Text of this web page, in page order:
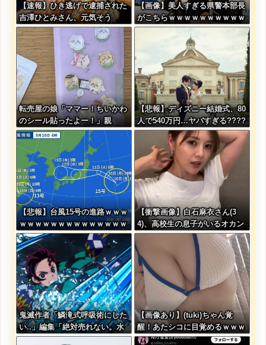
【速報】ひき逃げで逮捕された
吉澤ひとみさん、元気そう
【画像】美人すぎる県警本部長
がこちらｗｗｗｗｗｗｗｗｗｗ
転売屋の娘「ママー！ちいかわ
のシール貼ったよー！」親
「！！！！！！」→
【悲報】ディズニー結婚式、80
人で540万円…ヤバすぎる????
【悲報】台風15号の進路ｗｗｗ
ｗｗｗｗｗｗｗｗｗｗｗｗｗｗ
【衝撃画像】白石麻衣さん(3
4)、高校生の息子がいるオカン
みたいになってしまう・・・
鬼滅作者「鱗滝式呼吸術にした
い..」編集「絶対売れない。水
の呼吸にしましょう」
【画像あり】(tuki)ちゃん覚
醒！あたシコに目覚めるｗｗｗ
ｗｗｗｗｗ